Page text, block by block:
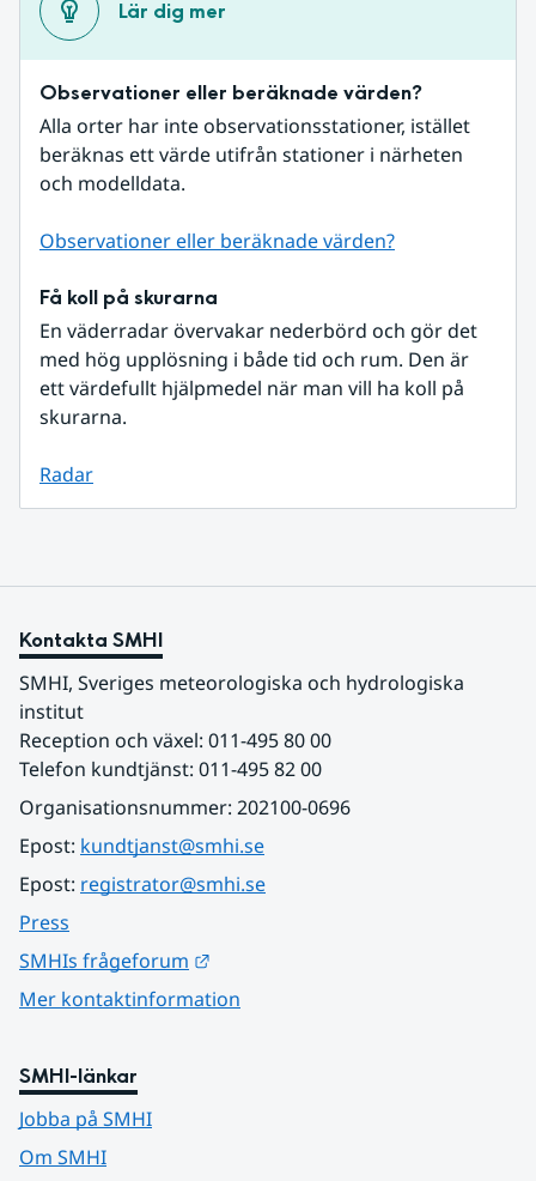
Lär dig mer
Observationer eller beräknade värden?
Alla orter har inte observationsstationer, istället
beräknas ett värde utifrån stationer i närheten
och modelldata.
Observationer eller beräknade värden?
Få koll på skurarna
En väderradar övervakar nederbörd och gör det
med hög upplösning i både tid och rum. Den är
ett värdefullt hjälpmedel när man vill ha koll på
skurarna.
Radar
Kontakta SMHI
SMHI, Sveriges meteorologiska och hydrologiska
institut
Reception och växel: 011-495 80 00
Telefon kundtjänst: 011-495 82 00
Organisationsnummer: 202100-0696
Epost: kundtjanst@smhi.se
Epost: registrator@smhi.se
Press
SMHIs frågeforum
Mer kontaktinformation
SMHI-länkar
Jobba på SMHI
Om SMHI